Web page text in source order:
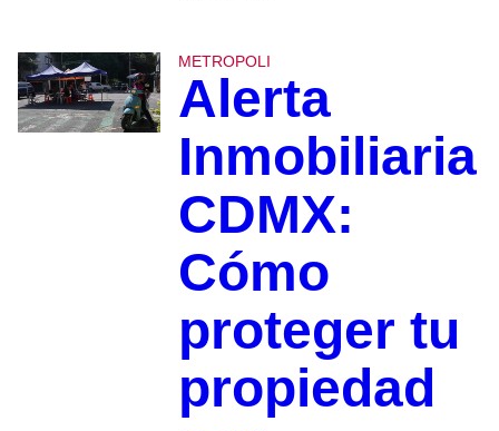
METROPOLI
Alerta
Inmobiliaria
CDMX:
Cómo
proteger tu
propiedad